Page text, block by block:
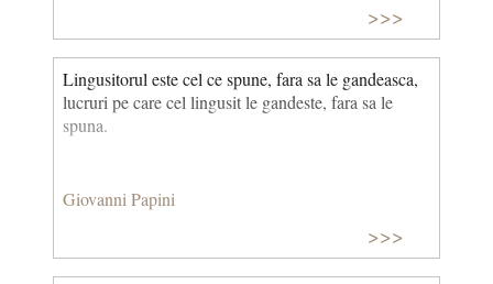
>>>
Lingusitorul este cel ce spune, fara sa le gandeasca,
lucruri pe care cel lingusit le gandeste, fara sa le
spuna.
Giovanni Papini
>>>